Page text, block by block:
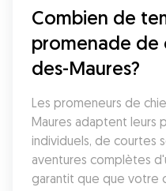
Combien de
promenade de
des-Maures?
Les promeneurs de
Maures adaptent leurs
individuels, de courtes
aventures complètes
garantit que que votre